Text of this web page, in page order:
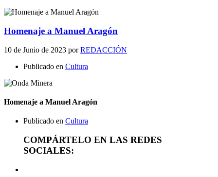
Homenaje a Manuel Aragón
10 de Junio de 2023 porREDACCIÓN
Publicado en Cultura
Homenaje a Manuel Aragón
Publicado en Cultura
COMPÁRTELO EN LAS REDES
SOCIALES: